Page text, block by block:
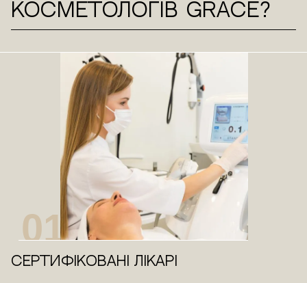
косметологів Grace?
01
Сертифіковані лікарі